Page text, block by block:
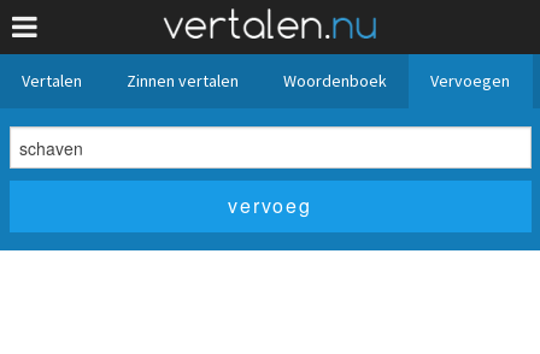
Vertalen Zinnen vertalen Woordenboek Vervoegen